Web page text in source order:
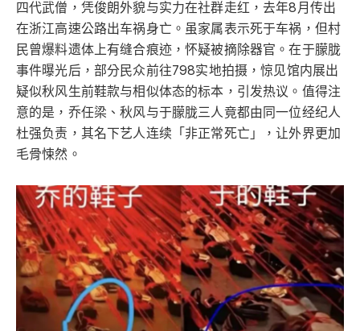
四代武僧，凭俊朗外貌与实力在社群走红，去年8月传出
在浙江高速公路出车祸身亡。虽家属表示死于车祸，但村
民曾爆料遗体上有缝合痕迹，怀疑被摘除器官。在于朦胧
事件曝光后，部分民众前往798实地拍摄，惊见馆内展出
疑似秋风生前鞋款与相似体态的标本，引发热议。值得注
意的是，乔任梁、秋风与于朦胧三人竟都由同一位经纪人
杜强负责，其名下艺人连续「非正常死亡」，让外界更加
毛骨悚然。